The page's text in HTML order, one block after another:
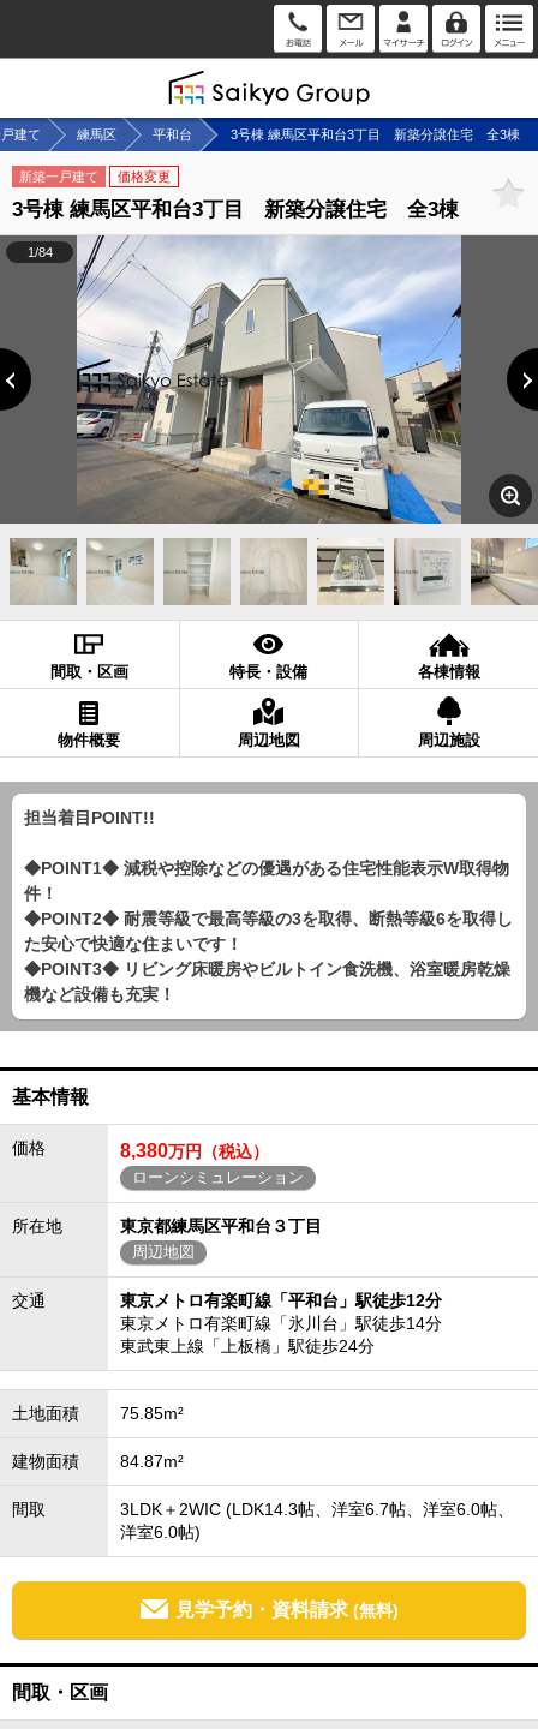
建て 練馬区 平和台 3号棟 練馬区平和台3丁目 新築分譲住宅 全3棟
新築一戸建て 価格変更
3号棟 練馬区平和台3丁目 新築分譲住宅 全3棟
1/84
間取・区画 特長・設備 各棟情報
物件概要 周辺地図 周辺施設
担当着目POINT!!
◆POINT1◆ 減税や控除などの優遇がある住宅性能表示W取得物
件！
◆POINT2◆ 耐震等級で最高等級の3を取得、断熱等級6を取得し
た安心で快適な住まいです！
◆POINT3◆ リビング床暖房やビルトイン食洗機、浴室暖房乾燥
機など設備も充実！
基本情報
価格 8,380万円（税込）
ローンシミュレーション
所在地 東京都練馬区平和台３丁目
周辺地図
交通
東京メトロ有楽町線「平和台」駅徒歩12分
東京メトロ有楽町線「氷川台」駅徒歩14分
東武東上線「上板橋」駅徒歩24分
土地面積 75.85m²
建物面積 84.87m²
間取
3LDK＋2WIC (LDK14.3帖、洋室6.7帖、洋室6.0帖、
洋室6.0帖)
見学予約・資料請求 (無料)
間取・区画